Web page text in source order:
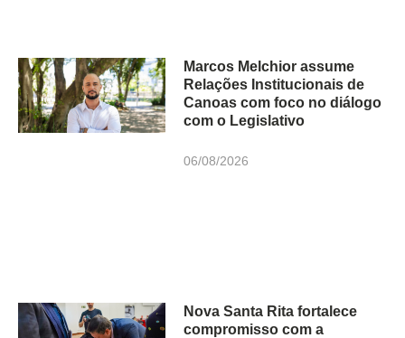
Marcos Melchior assume
Relações Institucionais de
Canoas com foco no diálogo
com o Legislativo
06/08/2026
Nova Santa Rita fortalece
compromisso com a